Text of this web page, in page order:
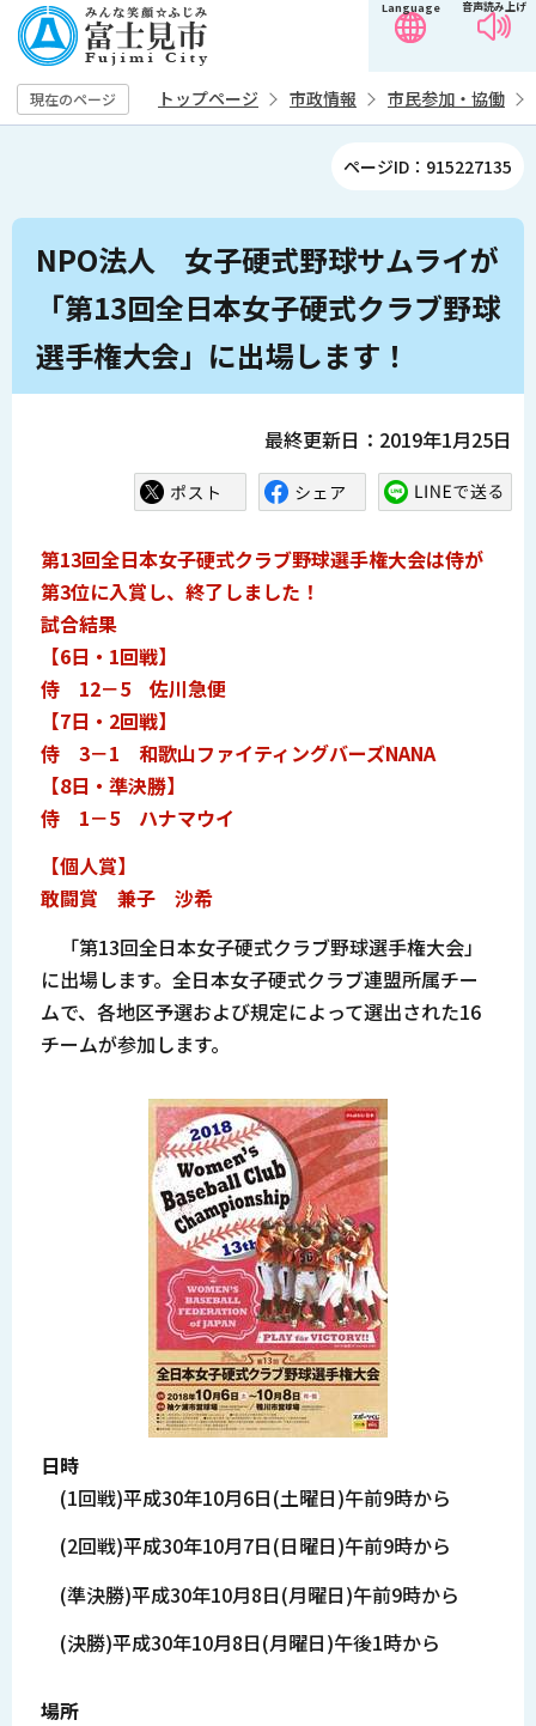
の
ペ
ー
音声読み上げ
Language
現在のページ トップページ 市政情報 市民参加・協働
ページID：915227135
本
NPO法人 女子硬式野球サムライが
「第13回全日本女子硬式クラブ野球
選手権大会」に出場します！
最終更新日：2019年1月25日
第13回全日本女子硬式クラブ野球選手権大会は侍が
第3位に入賞し、終了しました！
試合結果
【6日・1回戦】
侍 12－5 佐川急便
【7日・2回戦】
侍 3－1 和歌山ファイティングバーズNANA
【8日・準決勝】
侍 1－5 ハナマウイ
【個人賞】
敢闘賞 兼子 沙希
「第13回全日本女子硬式クラブ野球選手権大会」
に出場します。全日本女子硬式クラブ連盟所属チー
ムで、各地区予選および規定によって選出された16
チームが参加します。
日時
(1回戦)平成30年10月6日(土曜日)午前9時から
(2回戦)平成30年10月7日(日曜日)午前9時から
(準決勝)平成30年10月8日(月曜日)午前9時から
(決勝)平成30年10月8日(月曜日)午後1時から
場所